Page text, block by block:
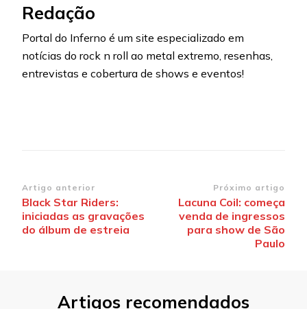
Redação
Portal do Inferno é um site especializado em
notícias do rock n roll ao metal extremo, resenhas,
entrevistas e cobertura de shows e eventos!
Navegação
de
post
Artigo anterior
Black Star Riders:
iniciadas as gravações
do álbum de estreia
Próximo artigo
Lacuna Coil: começa
venda de ingressos
para show de São
Paulo
Artigos recomendados